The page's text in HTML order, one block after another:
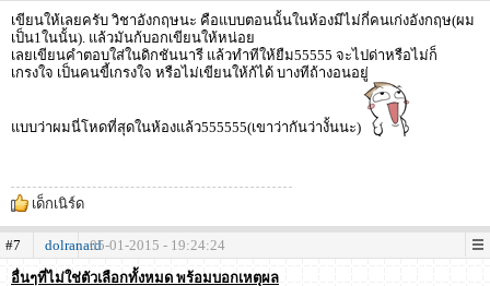
เขียนให้เลยครับ วิชาอังกฤษนะ คือแบบตอนนั้นในห้องมีไม่กี่คนเก่งอังกฤษ(ผม
เป็น1ในนั้น). แล้วมันก้บอกเขียนให้หน่อย
เลยเขียนคำตอบใส่ในดิกชันนารี แล้วทำทีให้ยืม55555 จะไปด่าหรือไม่ก็
เกรงใจ เป็นคนขี้เกรงใจ หรือไม่เขียนให้ก้ได้ บางทีถ้างอนอยู่
แบบว่าผมนี่โหดที่สุดในห้องแล้ว555555(เขาว่ากันว่างั้นนะ)
เด็กเนิร์ด
#7 dolranard05-01-2015 - 19:24:24
อื่นๆที่ไม่ใช่ตัวเลือกทั้งหมด พร้อมบอกเหตุผล